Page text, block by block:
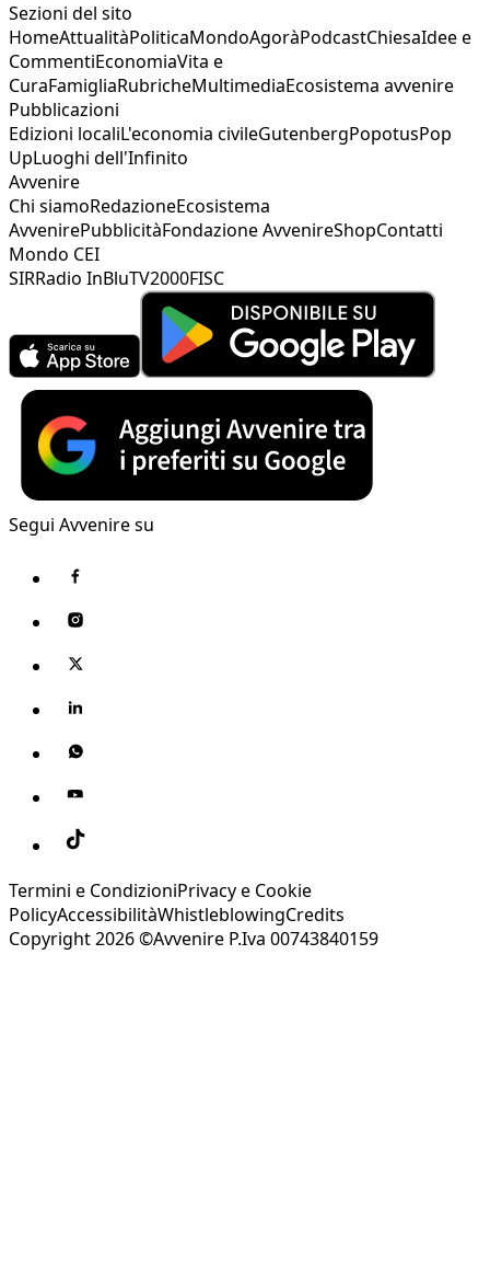
Sezioni del sito
HomeAttualitàPoliticaMondoAgoràPodcastChiesaIdee e
CommentiEconomiaVita e
CuraFamigliaRubricheMultimediaEcosistema avvenire
Pubblicazioni
Edizioni localiL'economia civileGutenbergPopotusPop
UpLuoghi dell'Infinito
Avvenire
Chi siamoRedazioneEcosistema
AvvenirePubblicitàFondazione AvvenireShopContatti
Mondo CEI
SIRRadio InBluTV2000FISC
Segui Avvenire su
Termini e CondizioniPrivacy e Cookie
PolicyAccessibilitàWhistleblowingCredits
Copyright 2026 ©Avvenire P.Iva 00743840159